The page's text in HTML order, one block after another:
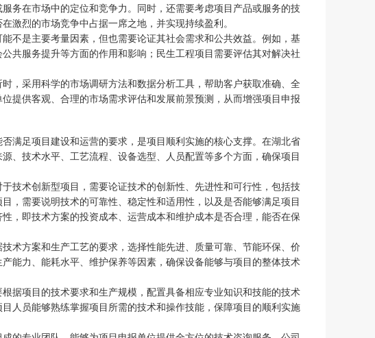
务在市场中的定位和竞争力。同时，还需要考虑项目产品或服务的技
激烈的市场竞争中占据一席之地，并实现持续盈利。
不是主要考量因素，但也需要论证其社会需求和公共效益。例如，基
共服务提升等方面的作用和影响；民生工程项目需要评估其对解决社
，采用科学的市场调研方法和数据分析工具，帮助客户获取准确、全
提供客观、合理的市场需求评估和发展前景预测，从而增强项目申报
满足项目建设和运营的要求，是项目顺利实施的核心支撑。在湖北省
、技术水平、工艺流程、设备选型、人员配置等多个方面，确保项目
技术创新型项目，需要论证技术的创新性、先进性和可行性，包括技
，需要说明技术的可靠性、稳定性和适用性，以及是否能够满足项目
，即技术方案的投资成本、运营成本和维护成本是否合理，能否在保
术方案和生产工艺的要求，选择性能先进、质量可靠、节能环保、价
能力、能耗水平、维护保养等因素，确保设备能够与项目的整体技术
据项目的技术要求和生产规模，配置具备相应专业知识和技能的技术
人员能够熟练掌握项目所需的技术和操作技能，保障项目的顺利实施